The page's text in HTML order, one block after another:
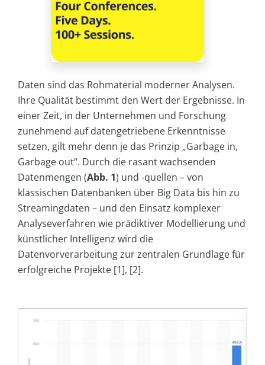
Daten sind das Rohmaterial moderner Analysen.
Ihre Qualität bestimmt den Wert der Ergebnisse. In
einer Zeit, in der Unternehmen und Forschung
zunehmend auf datengetriebene Erkenntnisse
setzen, gilt mehr denn je das Prinzip „Garbage in,
Garbage out“. Durch die rasant wachsenden
Datenmengen (Abb. 1) und -quellen – von
klassischen Datenbanken über Big Data bis hin zu
Streamingdaten – und den Einsatz komplexer
Analyseverfahren wie prädiktiver Modellierung und
künstlicher Intelligenz wird die
Datenvorverarbeitung zur zentralen Grundlage für
erfolgreiche Projekte [1], [2].